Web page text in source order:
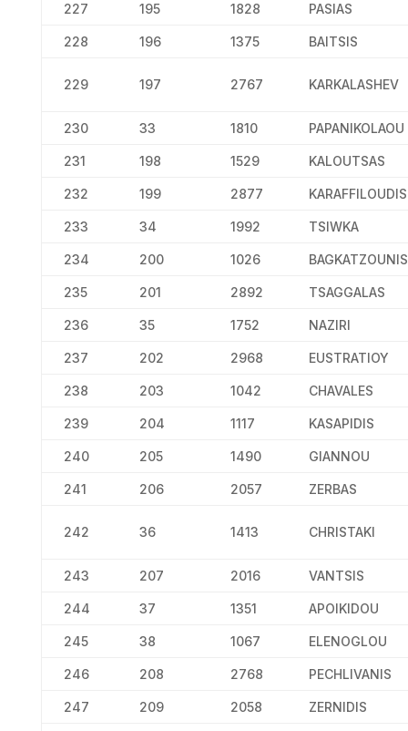
227 195 1828 PASIAS
228 196 1375 BAITSIS
229 197 2767 KARKALASHEV
230 33 1810 PAPANIKOLAOU
231 198 1529 KALOUTSAS
232 199 2877 KARAFFILOUDIS
233 34 1992 TSIWKA
234 200 1026 BAGKATZOUNIS
235 201 2892 TSAGGALAS
236 35 1752 NAZIRI
237 202 2968 EUSTRATIOY
238 203 1042 CHAVALES
239 204 1117 KASAPIDIS
240 205 1490 GIANNOU
241 206 2057 ZERBAS
242 36 1413 CHRISTAKI
243 207 2016 VANTSIS
244 37 1351 APOIKIDOU
245 38 1067 ELENOGLOU
246 208 2768 PECHLIVANIS
247 209 2058 ZERNIDIS